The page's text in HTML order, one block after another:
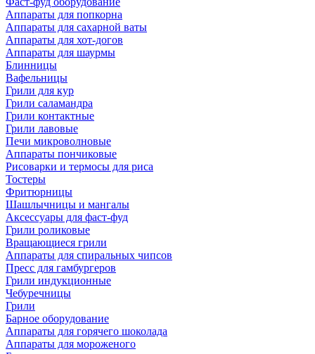
Аппараты для попкорна
Аппараты для сахарной ваты
Аппараты для хот-догов
Аппараты для шаурмы
Блинницы
Вафельницы
Грили для кур
Грили саламандра
Грили контактные
Грили лавовые
Печи микроволновые
Аппараты пончиковые
Рисоварки и термосы для риса
Тостеры
Фритюрницы
Шашлычницы и мангалы
Аксессуары для фаст-фуд
Грили роликовые
Вращающиеся грили
Аппараты для спиральных чипсов
Пресс для гамбургеров
Грили индукционные
Чебуречницы
Грили
Барное оборудование
Аппараты для горячего шоколада
Аппараты для мороженого